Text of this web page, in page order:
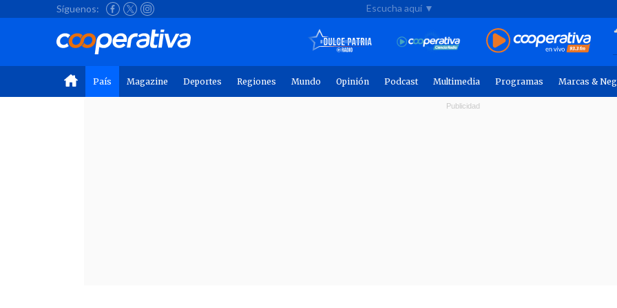
Síguenos: Escucha aquí ▼
País Magazine Deportes Regiones Mundo Opinión Podcast Multimedia Programas Marcas &